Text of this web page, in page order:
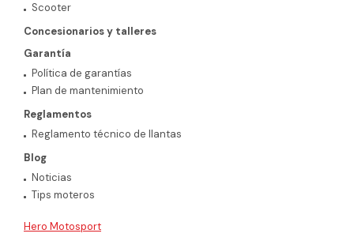
Scooter
Concesionarios y talleres
Garantía
Política de garantías
Plan de mantenimiento
Reglamentos
Reglamento técnico de llantas
Blog
Noticias
Tips moteros
Hero Motosport